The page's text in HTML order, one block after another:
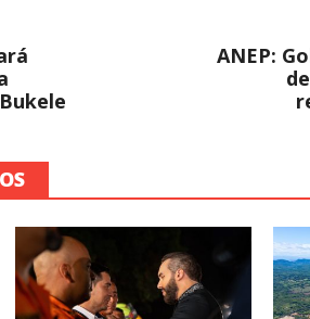
ANEP: